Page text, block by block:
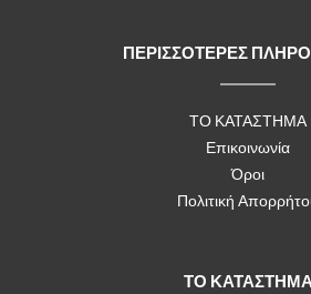
ΠΕΡΙΣΣΟΤΕΡΕΣ
ΤΟ ΚΑΤΑΣΤΗΜΑ
Επικοινωνία
Όροι
Πολιτική
ΤΟ ΚΑΤΑΣΤΗΜΑ